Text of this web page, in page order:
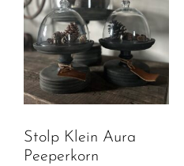
Stolp Klein Aura
Peeperkorn